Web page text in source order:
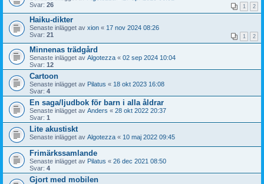
Svar: 26 1 2
Haiku-dikter
Senaste inlägget av xion « 17 nov 2024 08:26
Svar: 21 1 2
Minnenas trädgård
Senaste inlägget av Algotezza « 02 sep 2024 10:04
Svar: 12
Cartoon
Senaste inlägget av Pilatus « 18 okt 2023 16:08
Svar: 4
En saga/ljudbok för barn i alla åldrar
Senaste inlägget av Anders « 28 okt 2022 20:37
Svar: 1
Lite akustiskt
Senaste inlägget av Algotezza « 10 maj 2022 09:45
Frimärkssamlande
Senaste inlägget av Pilatus « 26 dec 2021 08:50
Svar: 4
Gjort med mobilen